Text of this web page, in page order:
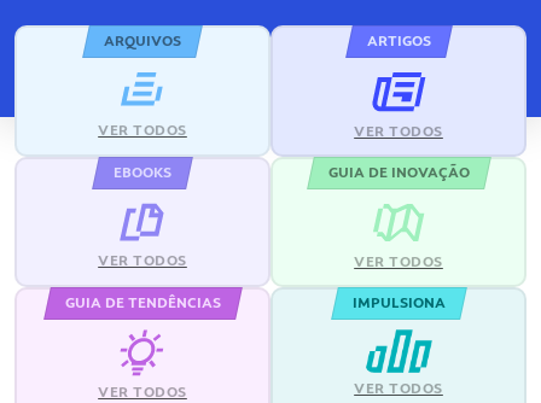
ARQUIVOS
VER TODOS
ARTIGOS
VER TODOS
EBOOKS
VER TODOS
GUIA DE INOVAÇÃO
VER TODOS
GUIA DE TENDÊNCIAS
VER TODOS
IMPULSIONA
VER TODOS